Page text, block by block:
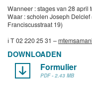
Wanneer : stages van 28 april
Waar : scholen Joseph
Franciscusstraat 19)
ℹ️ T 02 220 25 31 –
DOWNLOADEN
Formulier
PDF - 2.43 MB